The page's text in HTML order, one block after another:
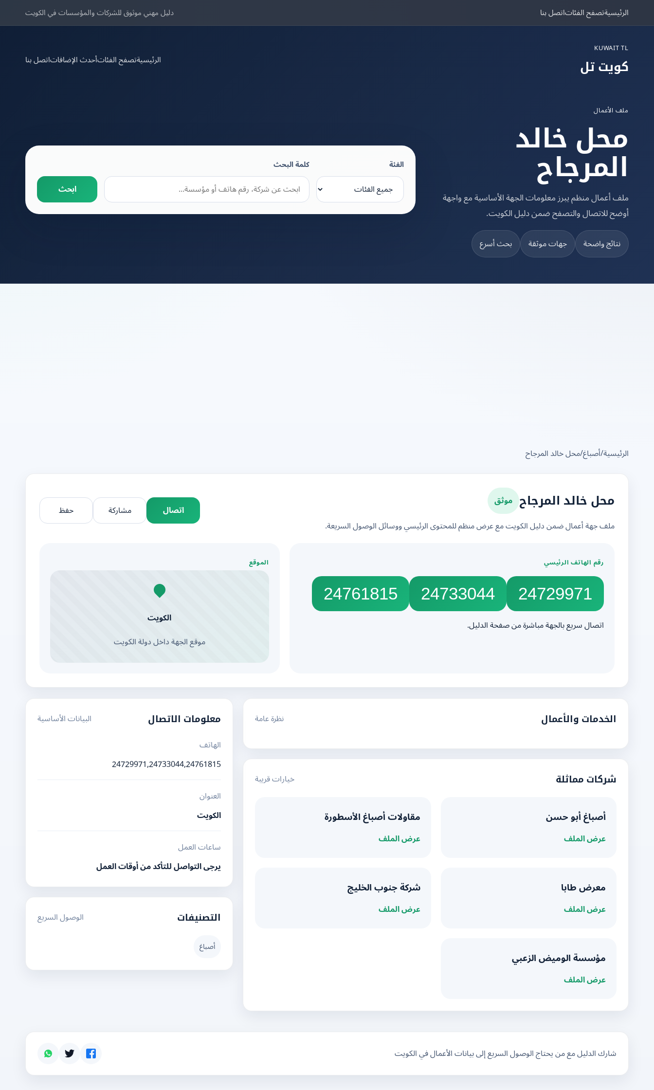
الرئيسيةتصفح الفئاتاتصل بنا دليل مهني موثوق للشركات والمؤسسات في الكويت
KUWAIT TL
كويت تل
الرئيسيةتصفح الفئاتأحدث الإضافاتاتصل بنا
ملف الأعمال
محل خالد
المرجاح
ملف أعمال منظم يبرز معلومات الجهة الأساسية مع واجهة
أوضح للاتصال والتصفح ضمن دليل الكويت.
نتائج واضحة جهات موثقة بحث أسرع
الفئة كلمة البحث
ابحث
الرئيسية/أصباغ/محل خالد المرجاح
محل خالد المرجاح موثق
ملف جهة أعمال ضمن دليل الكويت مع عرض منظم للمحتوى الرئيسي ووسائل الوصول السريعة.
اتصال مشاركة حفظ
رقم الهاتف الرئيسي
24729971
24733044
24761815
اتصال سريع بالجهة مباشرة من صفحة الدليل.
الموقع
الكويت
موقع الجهة داخل دولة الكويت
الخدمات والأعمال نظرة عامة
شركات مماثلة خيارات قريبة
أصباغ أبو حسن
عرض الملف
مقاولات أصباغ الأسطورة
عرض الملف
معرض طابا
عرض الملف
شركة جنوب الخليج
عرض الملف
مؤسسة الوميض الزعبي
عرض الملف
معلومات الاتصال
البيانات الأساسية
الهاتف
24729971,24733044,24761815
العنوان
الكويت
ساعات العمل
يرجى التواصل للتأكد من أوقات العمل
التصنيفات الوصول السريع
أصباغ
شارك الدليل مع من يحتاج الوصول السريع إلى بيانات الأعمال في الكويت